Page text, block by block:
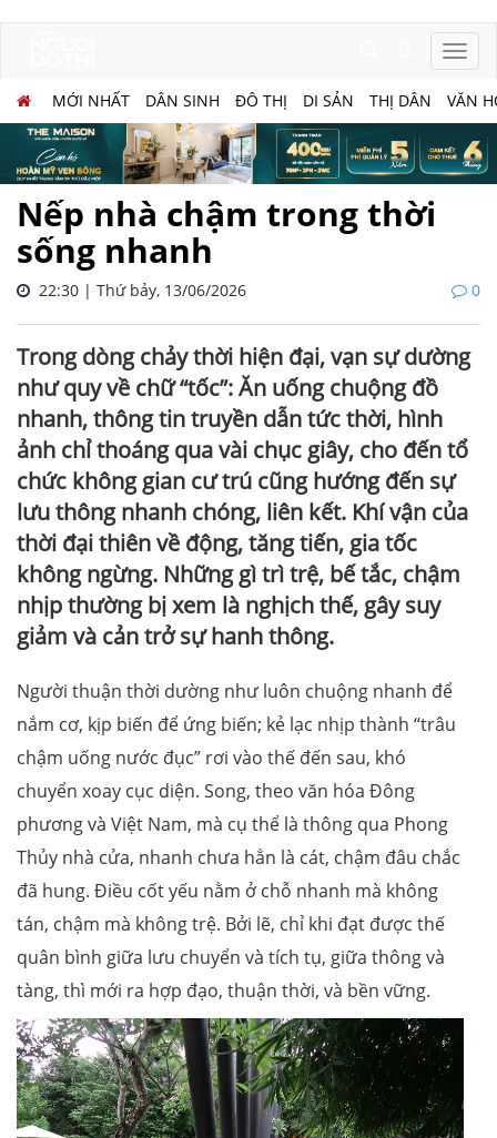
MỚI NHẤT DÂN SINH ĐÔ THỊ DI SẢN THỊ DÂN VĂN
Nếp nhà chậm trong thời
sống nhanh
22:30 | Thứ bảy, 13/06/2026 0
Trong dòng chảy thời hiện đại, vạn sự dường
như quy về chữ “tốc”: Ăn uống chuộng đồ
nhanh, thông tin truyền dẫn tức thời, hình
ảnh chỉ thoáng qua vài chục giây, cho đến tổ
chức không gian cư trú cũng hướng đến sự
lưu thông nhanh chóng, liên kết. Khí vận của
thời đại thiên về động, tăng tiến, gia tốc
không ngừng. Những gì trì trệ, bế tắc, chậm
nhịp thường bị xem là nghịch thế, gây suy
giảm và cản trở sự hanh thông.
Người thuận thời dường như luôn chuộng nhanh để
nắm cơ, kịp biến để ứng biến; kẻ lạc nhịp thành “trâu
chậm uống nước đục” rơi vào thế đến sau, khó
chuyển xoay cục diện. Song, theo văn hóa Đông
phương và Việt Nam, mà cụ thể là thông qua Phong
Thủy nhà cửa, nhanh chưa hẳn là cát, chậm đâu chắc
đã hung. Điều cốt yếu nằm ở chỗ nhanh mà không
tán, chậm mà không trệ. Bởi lẽ, chỉ khi đạt được thế
quân bình giữa lưu chuyển và tích tụ, giữa thông và
tàng, thì mới ra hợp đạo, thuận thời, và bền vững.